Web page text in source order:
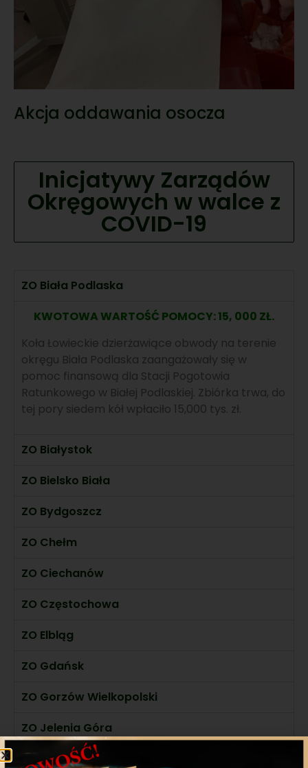
Akcja oddawania osocza
Inicjatywy Zarządów
Okręgowych w walce z
COVID-19
ZO Biała Podlaska
KWOTOWA WARTOŚĆ POMOCY: 15, 000 ZŁ.
Koła Łowieckie dzierżawiące obwody na terenie
okręgu Biała Podlaska zaangażowały się w
pomoc finansową dla Stacji Pogotowia
Ratunkowego w Białej Podlaskiej. Zbiórka trwa, do
tej pory siedem kół wpłaciło 15,000 tys. zł.
ZO Białystok
ZO Bielsko Biała
ZO Bydgoszcz
ZO Chełm
ZO Ciechanów
ZO Częstochowa
ZO Elbląg
ZO Gdańsk
ZO Gorzów Wielkopolski
ZO Jelenia Góra
ZO Kalisz